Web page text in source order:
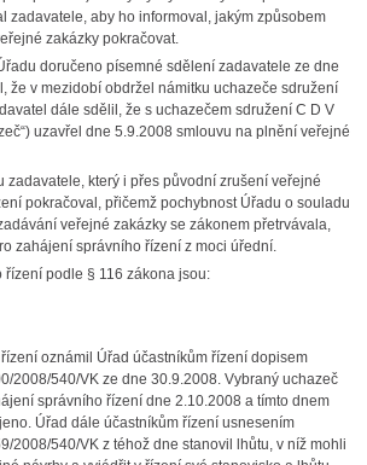
zadavatele, aby ho informoval, jakým způsobem
zakázky pokračovat.
doručeno písemné sdělení zadavatele ze dne
že v mezidobí obdržel námitku uchazeče sdružení
dále sdělil, že s uchazečem sdružení C D V
uzavřel dne 5.9.2008 smlouvu na plnění veřejné
zadavatele, který i přes původní zrušení veřejné
pokračoval, přičemž pochybnost Úřadu o souladu
veřejné zakázky se zákonem přetrvávala,
zahájení správního řízení z moci úřední.
podle § 116 zákona jsou:
oznámil Úřad účastníkům řízení dopisem
2008/540/VK ze dne 30.9.2008. Vybraný uchazeč
správního řízení dne 2.10.2008 a tímto dnem
Úřad dále účastníkům řízení usnesením
2008/540/VK z téhož dne stanovil lhůtu, v níž mohli